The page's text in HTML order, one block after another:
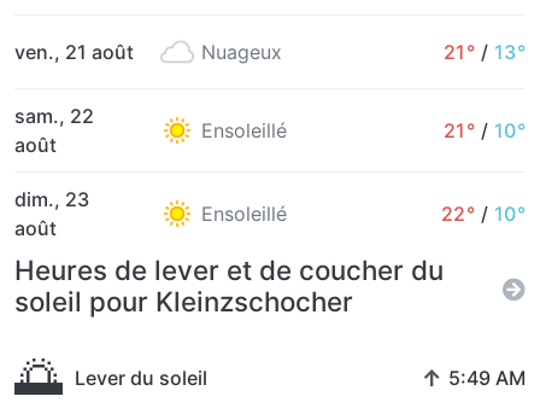
ven., 21 août Nuageux 21° / 13°
sam., 22
août
Ensoleillé 21° / 10°
dim., 23
août
Ensoleillé 22° / 10°
Heures de lever et de coucher du
soleil pour Kleinzschocher
🌅 Lever du soleil ↑ 5:49 AM